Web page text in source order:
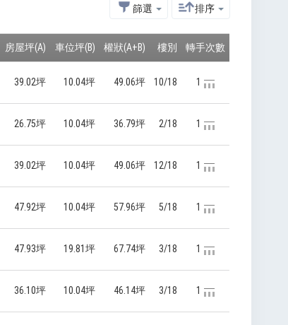
篩選 排序
房屋坪(A) 車位坪(B) 權狀(A+B) 樓別 轉手次數
39.02坪 10.04坪 49.06坪 10/18 1
26.75坪 10.04坪 36.79坪 2/18 1
39.02坪 10.04坪 49.06坪 12/18 1
47.92坪 10.04坪 57.96坪 5/18 1
47.93坪 19.81坪 67.74坪 3/18 1
36.10坪 10.04坪 46.14坪 3/18 1